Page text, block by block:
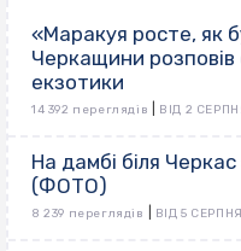
«Маракуя росте, як
Черкащини
екзотики
14 392 переглядів ВІД 2
На дамбі біля
(ФОТО)
8 239 переглядів ВІД 5